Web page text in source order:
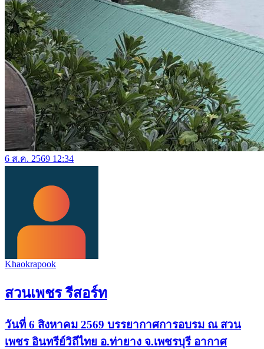
6 ส.ค. 2569 12:34
Khaokrapook
สวนเพชร รีสอร์ท
วันที่ 6 สิงหาคม 2569 บรรยากาศการอบรม ณ สวน
เพชร อินทรีย์วิถีไทย อ.ท่ายาง จ.เพชรบุรี อากาศ